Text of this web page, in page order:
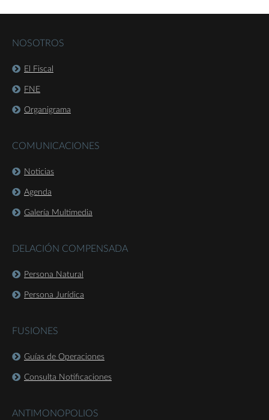
NOSOTROS
El Fiscal
FNE
Organigrama
COMUNICACIONES
Noticias
Agenda
Galería Multimedia
DELACIÓN COMPENSADA
Persona Natural
Persona Jurídica
FUSIONES
Guías de Operaciones
Consulta Notificaciones
ANTIMONOPOLIOS